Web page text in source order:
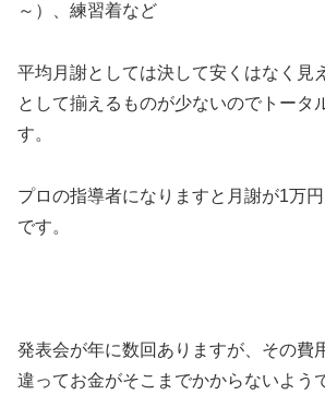
～）、練習着など
平均月謝としては決して安くはなく見
として揃えるものが少ないのでトータ
す。
プロの指導者になりますと月謝が1万
です。
発表会が年に数回ありますが、その費
違ってお金がそこまでかからないよう